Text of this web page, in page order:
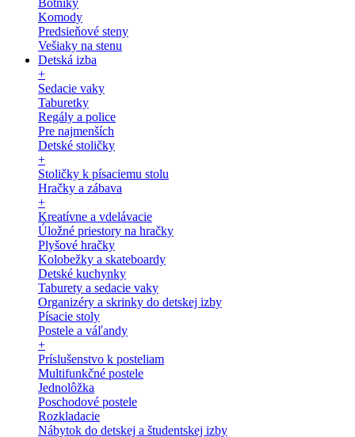
Botníky
Komody
Predsieňové steny
Vešiaky na stenu
Detská izba
+
Sedacie vaky
Taburetky
Regály a police
Pre najmenších
Detské stoličky
+
Stoličky k písaciemu stolu
Hračky a zábava
+
Kreatívne a vdelávacie
Úložné priestory na hračky
Plyšové hračky
Kolobežky a skateboardy
Detské kuchynky
Taburety a sedacie vaky
Organizéry a skrinky do detskej izby
Písacie stoly
Postele a váľandy
+
Príslušenstvo k posteliam
Multifunkčné postele
Jednolôžka
Poschodové postele
Rozkladacie
Nábytok do detskej a študentskej izby